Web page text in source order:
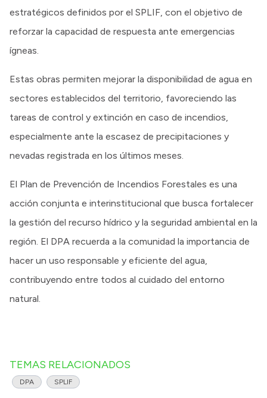
estratégicos definidos por el SPLIF, con el objetivo de
reforzar la capacidad de respuesta ante emergencias
ígneas.
Estas obras permiten mejorar la disponibilidad de agua en
sectores establecidos del territorio, favoreciendo las
tareas de control y extinción en caso de incendios,
especialmente ante la escasez de precipitaciones y
nevadas registrada en los últimos meses.
El Plan de Prevención de Incendios Forestales es una
acción conjunta e interinstitucional que busca fortalecer
la gestión del recurso hídrico y la seguridad ambiental en la
región. El DPA recuerda a la comunidad la importancia de
hacer un uso responsable y eficiente del agua,
contribuyendo entre todos al cuidado del entorno
natural.
TEMAS RELACIONADOS
DPA SPLIF